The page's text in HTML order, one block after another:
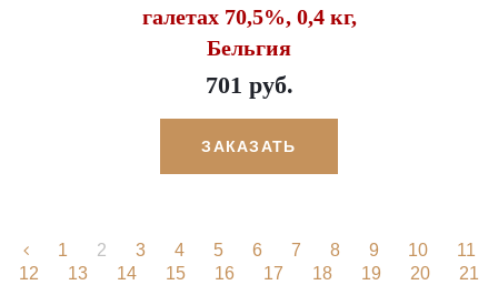
галетах 70,5%, 0,4 кг,
Бельгия
701 руб.
ЗАКАЗАТЬ
1 2 3 4 5 6 7 8 9 10
11
12
13 14 15 16 17 18 19 20
21